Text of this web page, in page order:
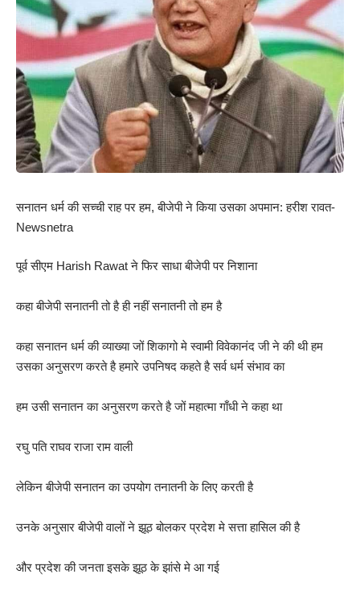
सनातन धर्म की सच्ची राह पर हम, बीजेपी ने किया उसका अपमान: हरीश रावत-
Newsnetra
पूर्व सीएम Harish Rawat ने फिर साधा बीजेपी पर निशाना
कहा बीजेपी सनातनी तो है ही नहीं सनातनी तो हम है
कहा सनातन धर्म की व्याख्या जों शिकागो मे स्वामी विवेकानंद जी ने की थी हम
उसका अनुसरण करते है हमारे उपनिषद कहते है सर्व धर्म संभाव का
हम उसी सनातन का अनुसरण करते है जों महात्मा गाँधी ने कहा था
रघु पति राघव राजा राम वाली
लेकिन बीजेपी सनातन का उपयोग तनातनी के लिए करती है
उनके अनुसार बीजेपी वालों ने झूठ बोलकर प्रदेश मे सत्ता हासिल की है
और प्रदेश की जनता इसके झूठ के झांसे मे आ गई